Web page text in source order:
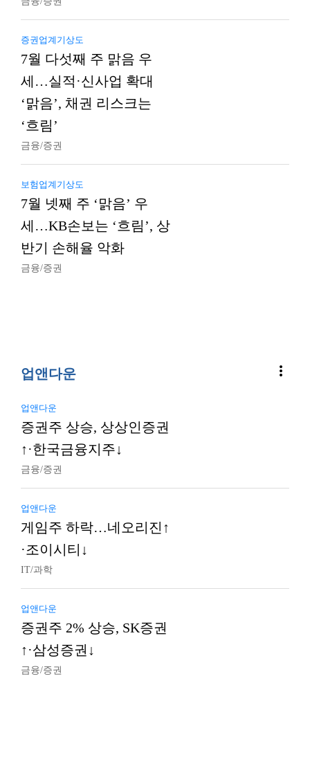
증권업계기상도
7월 다섯째 주 맑음 우
세…실적·신사업 확대
‘맑음’, 채권 리스크는
‘흐림’
금융/증권
보험업계기상도
7월 넷째 주 ‘맑음’ 우
세…KB손보는 ‘흐림’, 상
반기 손해율 악화
금융/증권
업앤다운 more_vert
업앤다운
증권주 상승, 상상인증권
↑·한국금융지주↓
금융/증권
업앤다운
게임주 하락…네오리진↑
·조이시티↓
IT/과학
업앤다운
증권주 2% 상승, SK증권
↑·삼성증권↓
금융/증권